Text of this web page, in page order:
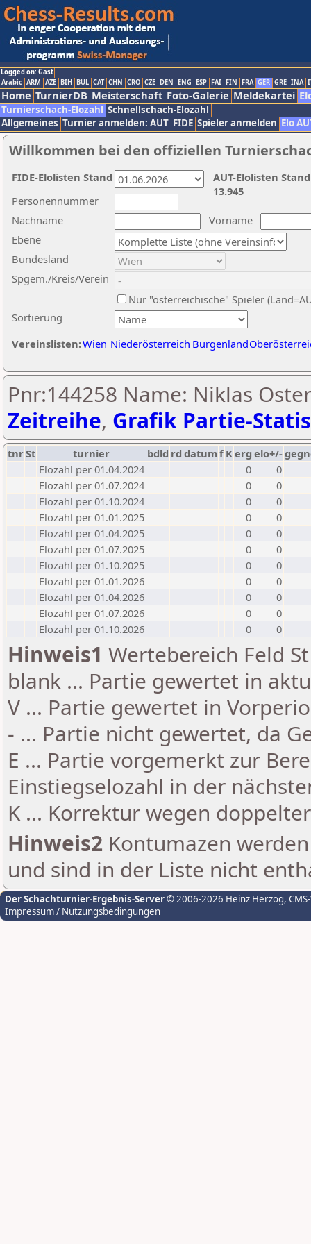
Logged on: Gast
Arabic ARM AZE BIH BUL CAT CHN CRO CZE DEN ENG ESP FAI FIN FRA GER GRE INA
Home TurnierDB Meisterschaft Foto-Galerie Meldekartei
Turnierschach-Elozahl Schnellschach-Elozahl
Allgemeines Turnier anmelden: AUT FIDE Spieler anmelden Elo
Willkommen bei den offiziellen
Nachname
Vorname
Ebene
Sortierung
Personennummer
Bundesland
Spgem./Kreis/Verein
Nur "österreichische" Spieler
Vereinslisten:Wien Niederösterreich Burgenland
AUT-Elolisten
13.945
FIDE-Elolisten Stand
Pnr:144258 Name: Niklas
Zeitreihe, Grafik Partie-
tnrSt turnier bdld rd datumf Kerg elo+/-
Elozahl per 01.04.2024
0
0
Elozahl per 01.07.2024
0
0
Elozahl per 01.10.2024
0
0
Elozahl per 01.01.2025
0
0
Elozahl per 01.04.2025
0
0
Elozahl per 01.07.2025
0
0
Elozahl per 01.10.2025
0
0
Elozahl per 01.01.2026
0
0
Elozahl per 01.04.2026
0
0
Elozahl per 01.07.2026
0
0
Elozahl per 01.10.2026
0 0
Hinweis1 Wertebereich Feld
blank ... Partie gewertet in
V ... Partie gewertet in
- ... Partie nicht gewertet, da
E ... Partie vorgemerkt zur
Einstiegselozahl in der
K ... Korrektur wegen
Hinweis2 Kontumazen
und sind in der Liste nicht
Der Schachturnier-Ergebnis-Server© 2006-2026 Heinz Herzog,
Impressum / Nutzungsbedingungen